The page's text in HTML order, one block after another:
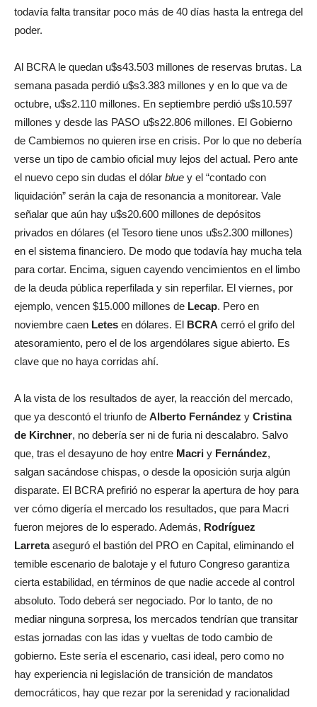
todavía falta transitar poco más de 40 días hasta la entrega del
poder.
Al BCRA le quedan u$s43.503 millones de reservas brutas. La
semana pasada perdió u$s3.383 millones y en lo que va de
octubre, u$s2.110 millones. En septiembre perdió u$s10.597
millones y desde las PASO u$s22.806 millones. El Gobierno
de Cambiemos no quieren irse en crisis. Por lo que no debería
verse un tipo de cambio oficial muy lejos del actual. Pero ante
el nuevo cepo sin dudas el dólar blue y el “contado con
liquidación” serán la caja de resonancia a monitorear. Vale
señalar que aún hay u$s20.600 millones de depósitos
privados en dólares (el Tesoro tiene unos u$s2.300 millones)
en el sistema financiero. De modo que todavía hay mucha tela
para cortar. Encima, siguen cayendo vencimientos en el limbo
de la deuda pública reperfilada y sin reperfilar. El viernes, por
ejemplo, vencen $15.000 millones de Lecap. Pero en
noviembre caen Letes en dólares. El BCRA cerró el grifo del
atesoramiento, pero el de los argendólares sigue abierto. Es
clave que no haya corridas ahí.
A la vista de los resultados de ayer, la reacción del mercado,
que ya descontó el triunfo de Alberto Fernández y Cristina
de Kirchner, no debería ser ni de furia ni descalabro. Salvo
que, tras el desayuno de hoy entre Macri y Fernández,
salgan sacándose chispas, o desde la oposición surja algún
disparate. El BCRA prefirió no esperar la apertura de hoy para
ver cómo digería el mercado los resultados, que para Macri
fueron mejores de lo esperado. Además, Rodríguez
Larretaaseguró el bastión del PRO en Capital, eliminando el
temible escenario de balotaje y el futuro Congreso garantiza
cierta estabilidad, en términos de que nadie accede al control
absoluto. Todo deberá ser negociado. Por lo tanto, de no
mediar ninguna sorpresa, los mercados tendrían que transitar
estas jornadas con las idas y vueltas de todo cambio de
gobierno. Este sería el escenario, casi ideal, pero como no
hay experiencia ni legislación de transición de mandatos
democráticos, hay que rezar por la serenidad y racionalidad